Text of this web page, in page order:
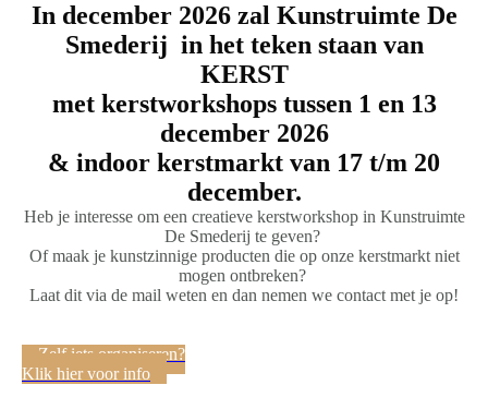
In december 2026 zal Kunstruimte De
Smederij in het teken staan van
KERST
met kerstworkshops tussen 1 en 13
december 2026
& indoor kerstmarkt van 17 t/m 20
december.
Heb je interesse om een creatieve kerstworkshop in Kunstruimte
De Smederij te geven?
Of maak je kunstzinnige producten die op onze kerstmarkt niet
mogen ontbreken?
Laat dit via de mail weten en dan nemen we contact met je op!
Zelf iets organiseren?
Klik hier voor info